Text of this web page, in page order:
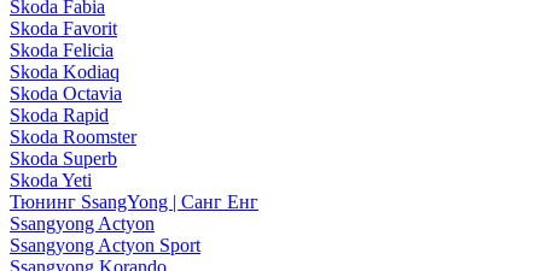
Skoda Fabia
Skoda Favorit
Skoda Felicia
Skoda Kodiaq
Skoda Octavia
Skoda Rapid
Skoda Roomster
Skoda Superb
Skoda Yeti
Тюнинг SsangYong | Санг Енг
Ssangyong Actyon
Ssangyong Actyon Sport
Ssangyong Korando